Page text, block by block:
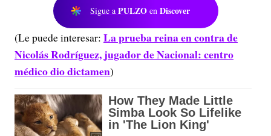
Sigue a PULZO en Discover
(Le puede interesar: La prueba reina en contra de
Nicolás Rodríguez, jugador de Nacional: centro
médico dio dictamen)